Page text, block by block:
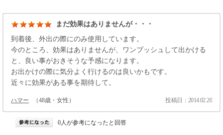
まだ効果はありませんが・・・
到着後、外出の際にのみ使用しています。
今のところ、効果はありませんが、ワンプッシュして出かける
と、良い事がおきそうな予感になります。
お出かけの際に気分よく行けるのは良いかもです。
近々に効果がある事を期待して。
ハマー （48歳・女性） 投稿日：2014.02.20
0人が参考になったと回答